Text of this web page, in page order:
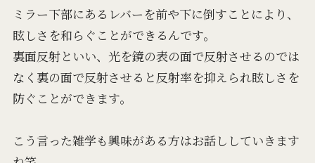
ミラー下部にあるレバーを前や下に倒すことにより、
眩しさを和らぐことができるんです。
裏面反射といい、光を鏡の表の面で反射させるのでは
なく裏の面で反射させると反射率を抑えられ眩しさを
防ぐことができます。
こう言った雑学も興味がある方はお話ししていきます